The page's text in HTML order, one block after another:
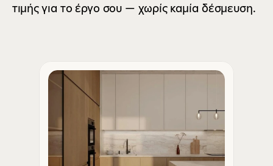
τιμής για το έργο σου — χωρίς καμία δέσμευση.